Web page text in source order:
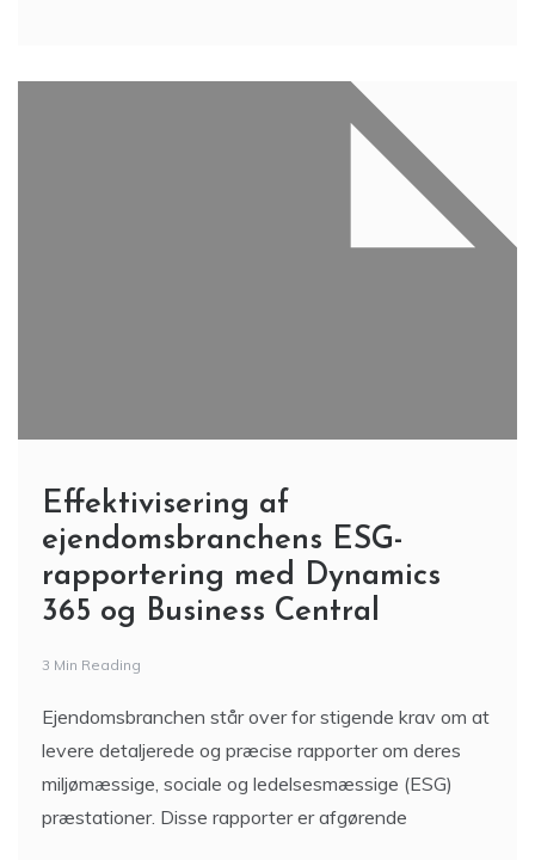
Effektivisering af
ejendomsbranchens ESG-
rapportering med Dynamics
365 og Business Central
3 Min Reading
Ejendomsbranchen står over for stigende krav om at
levere detaljerede og præcise rapporter om deres
miljømæssige, sociale og ledelsesmæssige (ESG)
præstationer. Disse rapporter er afgørende